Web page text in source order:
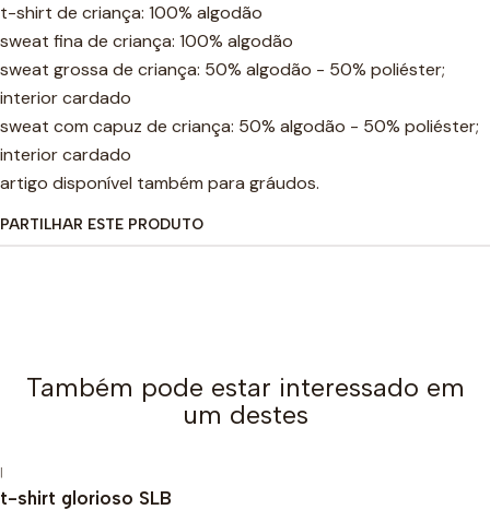
t-shirt de criança: 100% algodão
sweat fina de criança: 100% algodão
sweat grossa de criança: 50% algodão - 50% poliéster;
interior cardado
sweat com capuz de criança: 50% algodão - 50% poliéster;
interior cardado
artigo disponível também para gráudos.
PARTILHAR ESTE PRODUTO
Também pode estar interessado em
um destes
|
t-shirt glorioso SLB